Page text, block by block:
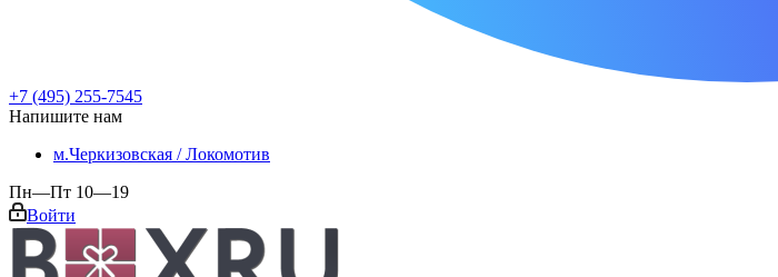
+7 (495) 255-7545
Напишите нам
м.Черкизовская / Локомотив
Пн—Пт 10—19
Войти